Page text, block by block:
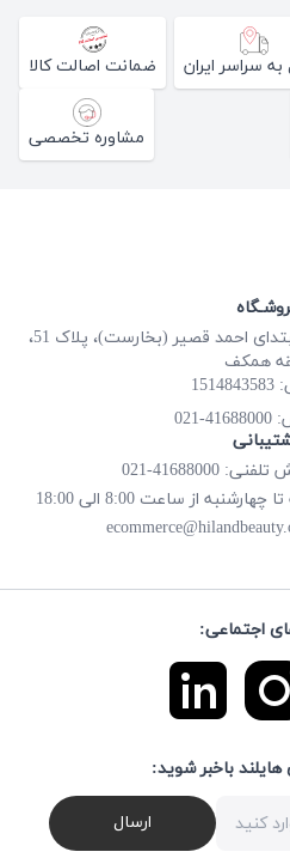
به سراسر ایران ضمانت اصالت کالا
مشاوره تخصصی
آدرس: تهران، میدان آرژانتین، ابتدای احمد قصیر (بخارست)، پلاک 51،
همکف
41688000-021
021
از ساعت 8:00 الی 18:00
اجتماعی:
باخبر شوید:
ارسال